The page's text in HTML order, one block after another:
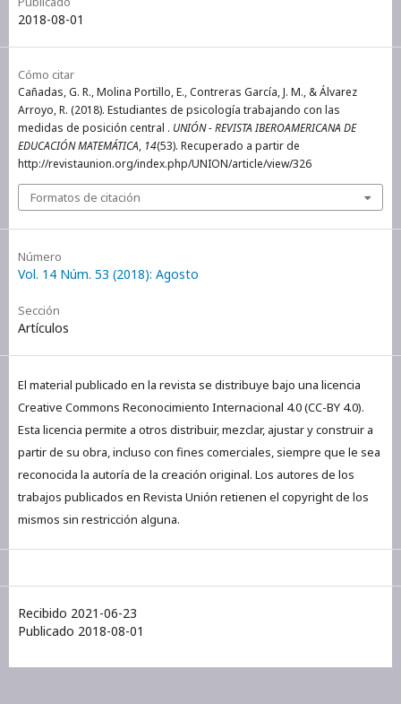
2018-08-01
Cómo citar
Cañadas, G. R., Molina Portillo, E., Contreras García, J. M., & Álvarez
Arroyo, R. (2018). Estudiantes de psicología trabajando con las
medidas de posición central . UNIÓN - REVISTA IBEROAMERICANA DE
EDUCACIÓN MATEMÁTICA, 14(53). Recuperado a partir de
http://revistaunion.org/index.php/UNION/article/view/326
Formatos de citación
Número
Vol. 14 Núm. 53 (2018): Agosto
Sección
Artículos
El material publicado en la revista se distribuye bajo una licencia
Creative Commons Reconocimiento Internacional 4.0 (CC-BY 4.0).
Esta licencia permite a otros distribuir, mezclar, ajustar y construir a
partir de su obra, incluso con fines comerciales, siempre que le sea
reconocida la autoría de la creación original. Los autores de los
trabajos publicados en Revista Unión retienen el copyright de los
mismos sin restricción alguna.
Recibido 2021-06-23
Publicado 2018-08-01